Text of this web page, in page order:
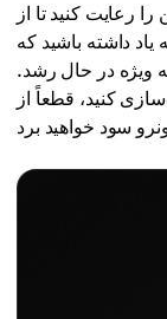
رعایت کنید تا از
داشته باشید که
به ویژه در حال رشد.
کنید، قطعاً از